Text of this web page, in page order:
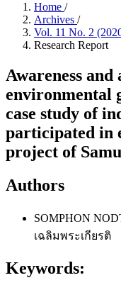
Home /
Archives /
Vol. 11 No. 2
Research Report
Awareness and
environmental
case study of
participated in
project of
Authors
SOMPHON
เฉลิมพระเกียรติ
Keywords: